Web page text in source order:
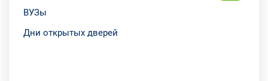
ВУЗы
Дни открытых дверей